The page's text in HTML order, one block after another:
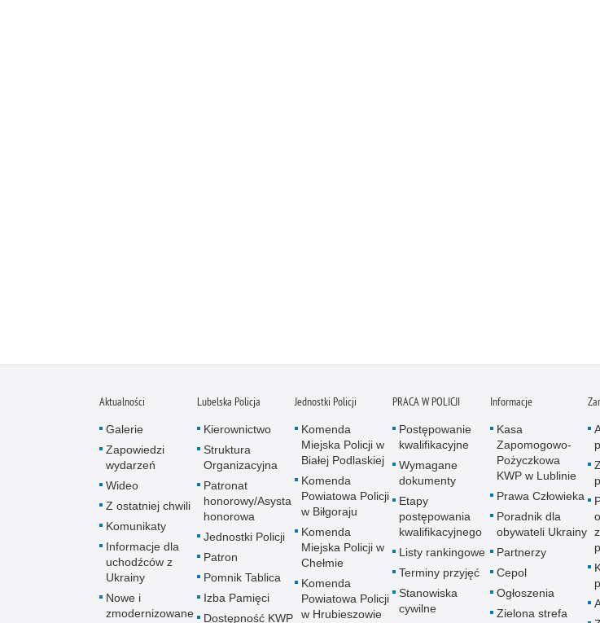
Aktualności
Galerie
Zapowiedzi
wydarzeń
Wideo
Z ostatniej chwili
Komunikaty
Informacje dla
uchodźców z
Ukrainy
Nowe i
zmodernizowane
Lubelska Policja
Kierownictwo
Struktura
Organizacyjna
Patronat
honorowy/Asysta
honorowa
Jednostki Policji
Patron
Pomnik Tablica
Izba Pamięci
Dostępność KWP
Jednostki Policji
Komenda
Miejska Policji w
Białej Podlaskiej
Komenda
Powiatowa Policji
w Biłgoraju
Komenda
Miejska Policji w
Chełmie
Komenda
Powiatowa Policji
w Hrubieszowie
PRACA W POLICJI
Postępowanie
kwalifikacyjne
Wymagane
dokumenty
Etapy
postępowania
kwalifikacyjnego
Listy rankingowe
Terminy przyjęć
Stanowiska
cywilne
Informacje
Kasa
Zapomogowo-
Pożyczkowa
KWP w Lublinie
Prawa Człowieka
Poradnik dla
obywateli Ukrainy
Partnerzy
Cepol
Ogłoszenia
Zielona strefa